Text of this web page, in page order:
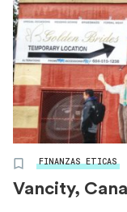
FINANZAS ETICAS
Vancity,